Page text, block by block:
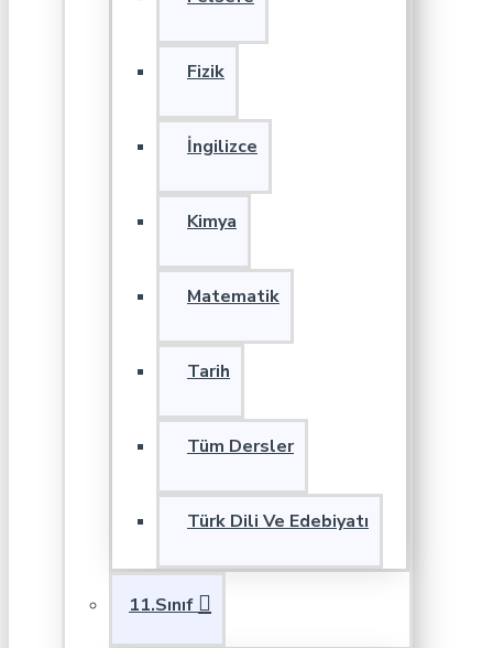
Fizik
İngilizce
Kimya
Matematik
Tarih
Tüm Dersler
Türk Dili Ve Edebiyatı
11.Sınıf